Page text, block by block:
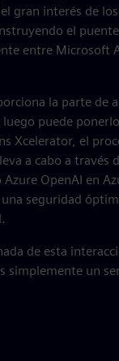
gran interés de
el
entre Microsoft
la parte de
puede
Xcelerator, el
a cabo a través
OpenAI en
seguridad
de esta
simplemente un